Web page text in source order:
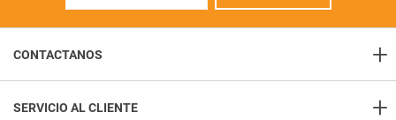
CONTACTANOS +
Contacto
SERVICIO AL CLIENTE +